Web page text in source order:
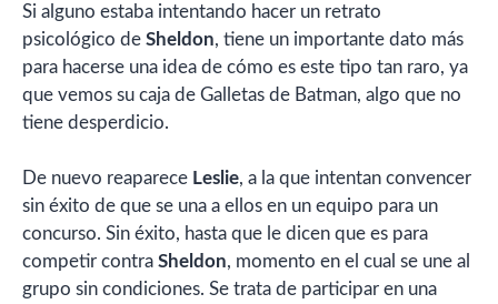
Si alguno estaba intentando hacer un retrato
psicológico de Sheldon, tiene un importante dato más
para hacerse una idea de cómo es este tipo tan raro, ya
que vemos su caja de Galletas de Batman, algo que no
tiene desperdicio.
De nuevo reaparece Leslie, a la que intentan convencer
sin éxito de que se una a ellos en un equipo para un
concurso. Sin éxito, hasta que le dicen que es para
competir contra Sheldon, momento en el cual se une al
grupo sin condiciones. Se trata de participar en una